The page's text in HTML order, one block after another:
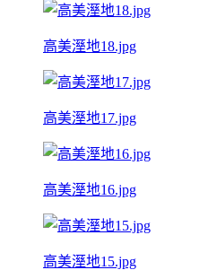
高美溼地18.jpg
高美溼地17.jpg
高美溼地16.jpg
高美溼地15.jpg